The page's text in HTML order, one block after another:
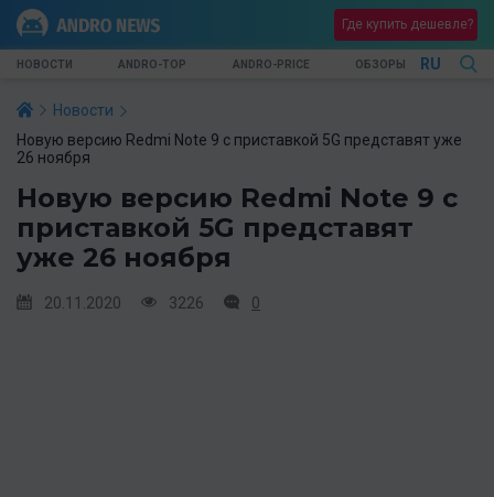
Где купить дешевле?
НОВОСТИ ANDRO-TOP ANDRO-PRICE ОБЗОРЫ RU
Новости
Новую версию Redmi Note 9 с приставкой 5G представят уже
26 ноября
Новую версию Redmi Note 9 с
приставкой 5G представят
уже 26 ноября
20.11.2020 3226 0